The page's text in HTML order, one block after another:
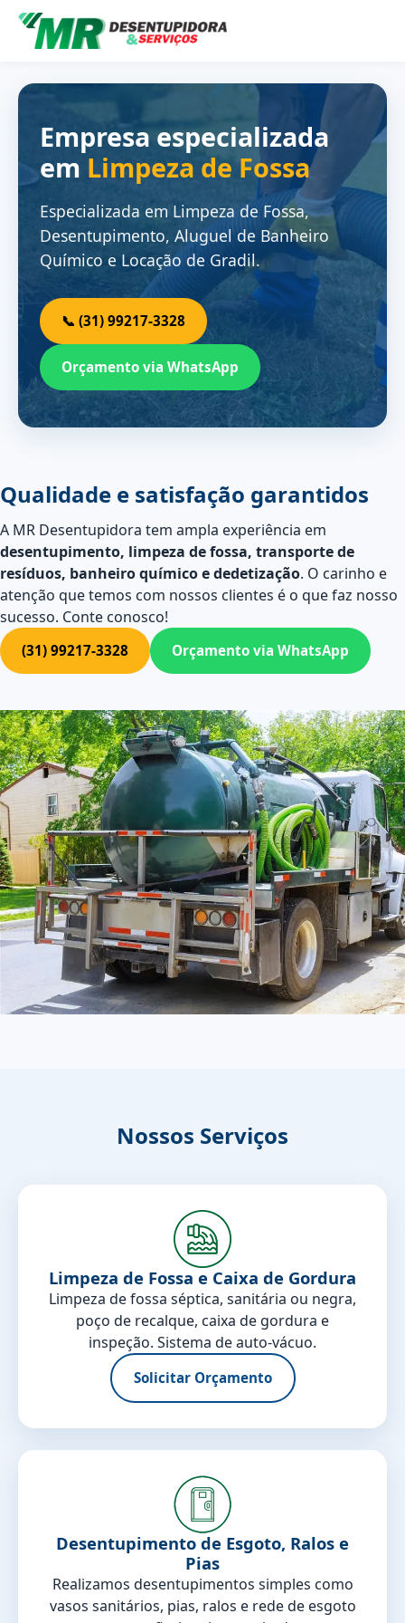
Empresa especializada
em Limpeza de Fossa
Especializada em Limpeza de Fossa,
Desentupimento, Aluguel de Banheiro
Químico e Locação de Gradil.
📞 (31) 99217-3328
Orçamento via WhatsApp
Qualidade e satisfação garantidos
A MR Desentupidora tem ampla experiência em
desentupimento, limpeza de fossa, transporte de
resíduos, banheiro químico e dedetização. O carinho e
atenção que temos com nossos clientes é o que faz nosso
sucesso. Conte conosco!
(31) 99217-3328 Orçamento via WhatsApp
Nossos Serviços
Limpeza de Fossa e Caixa de Gordura
Limpeza de fossa séptica, sanitária ou negra,
poço de recalque, caixa de gordura e
inspeção. Sistema de auto-vácuo.
Solicitar Orçamento
Desentupimento de Esgoto, Ralos e
Pias
Realizamos desentupimentos simples como
vasos sanitários, pias, ralos e rede de esgoto